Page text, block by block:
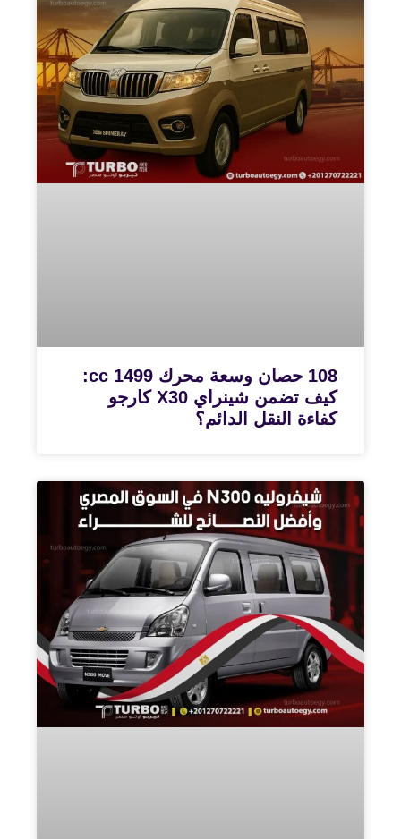
108 حصان وسعة محرك 1499 cc:
كيف تضمن شينراي X30 كارجو
كفاءة النقل الدائم؟